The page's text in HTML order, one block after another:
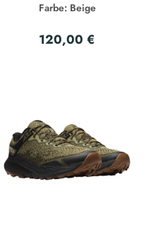
Farbe: Beige
120,00 €